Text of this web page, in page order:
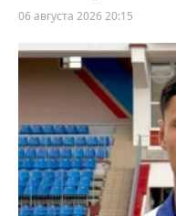
06 августа 2026 20:15